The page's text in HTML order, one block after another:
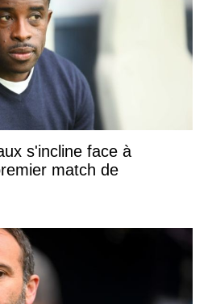
s'incline face à
match de